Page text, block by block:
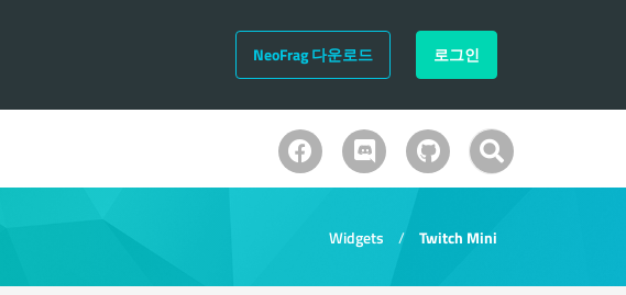
NeoFrag 다운로드 로그인
Widgets Twitch Mini